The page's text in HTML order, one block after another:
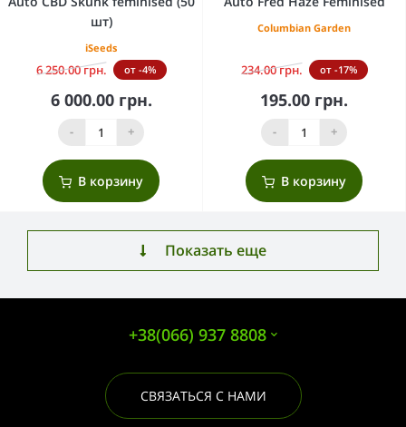
шт)
iSeeds
6 250.00 грн. от -4%
6 000.00 грн.
- +
В корзину
Columbian Garden
234.00 грн. от -17%
195.00 грн.
- +
В корзину
Показать еще
+38(066) 937 8808
СВЯЗАТЬСЯ С НАМИ